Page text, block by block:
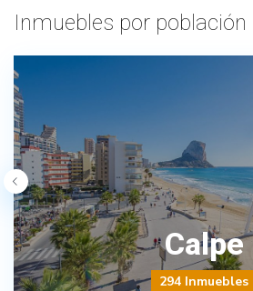
Inmuebles por población
Calpe
294 Inmuebles